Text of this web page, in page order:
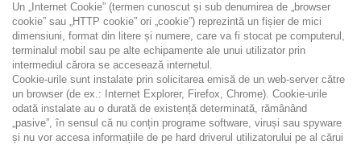
Un „Internet Cookie” (termen cunoscut și sub denumirea de „browser
cookie” sau „HTTP cookie” ori „cookie”) reprezintă un fișier de mici
dimensiuni, format din litere și numere, care va fi stocat pe computerul,
terminalul mobil sau pe alte echipamente ale unui utilizator prin
intermediul cărora se accesează internetul.
Cookie-urile sunt instalate prin solicitarea emisă de un web-server către
un browser (de ex.: Internet Explorer, Firefox, Chrome). Cookie-urile
odată instalate au o durată de existență determinată, rămânând
„pasive”, în sensul că nu conțin programe software, viruși sau spyware
și nu vor accesa informațiile de pe hard driverul utilizatorului pe al cărui